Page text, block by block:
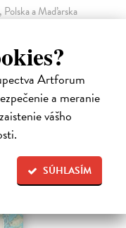
Artforum
a meranie
vášho
SÚHLASÍM
a Maďarska
na sklade